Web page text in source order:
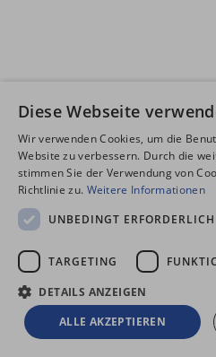
Diese Webseite
Wir verwenden Cookies, um die
Website zu verbessern. Durch die
stimmen Sie der Verwendung von
Richtlinie zu. Weitere Informationen
UNBEDINGT ERFORDERLICH
TARGETING
DETAILS ANZEIGEN
ALLE AKZEPTIEREN